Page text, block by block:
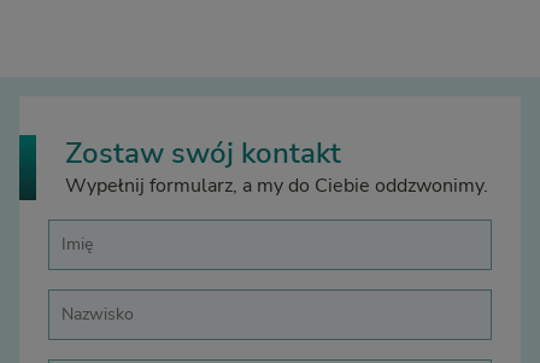
Zostaw swój kontakt
Wypełnij formularz, a my do Ciebie oddzwonimy.